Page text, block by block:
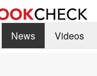
News
Videos